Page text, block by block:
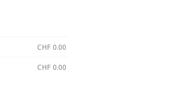
CHF 0.00
CHF 0.00